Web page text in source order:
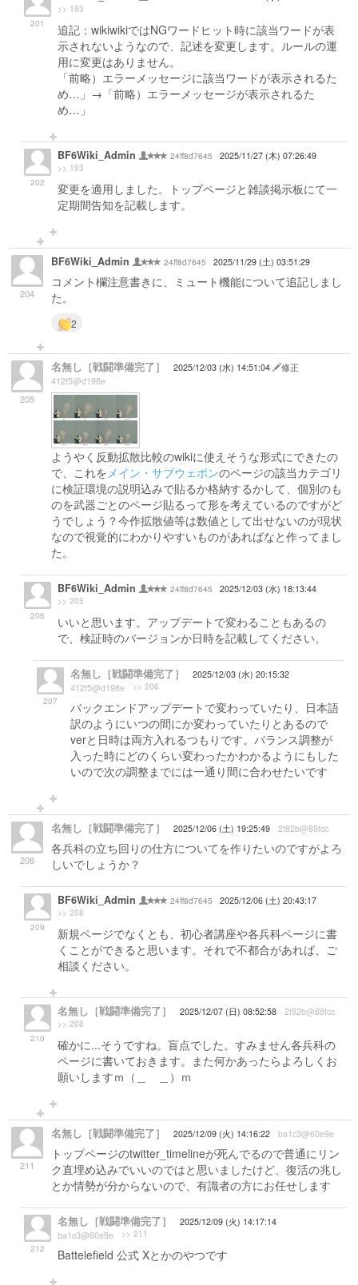
201
>> 193
追記：wikiwikiではNGワードヒット時に該当ワードが表
示されないようなので、記述を変更します。ルールの運
用に変更はありません。
「前略）エラーメッセージに該当ワードが表示されるた
め…」→「前略）エラーメッセージが表示されるた
め…」
202
BF6Wiki_Admin 24ff8d7645 2025/11/27 (木) 07:26:49
>> 193
変更を適用しました。トップページと雑談掲示板にて一
定期間告知を記載します。
204
BF6Wiki_Admin 24ff8d7645 2025/11/29 (土) 03:51:29
コメント欄注意書きに、ミュート機能について追記しまし
た。
2
205
名無し［戦闘準備完了］ 2025/12/03 (水) 14:51:04
修正
412f5@d198e
ようやく反動拡散比較のwikiに使えそうな形式にできたの
で、これをメイン・サブウェポンのページの該当カテゴリ
に検証環境の説明込みで貼るか格納するかして、個別のも
のを武器ごとのページ貼るって形を考えているのですがど
うでしょう？今作拡散値等は数値として出せないのが現状
なので視覚的にわかりやすいものがあればなと作ってまし
た。
206
BF6Wiki_Admin 24ff8d7645 2025/12/03 (水) 18:13:44
>> 205
いいと思います。アップデートで変わることもあるの
で、検証時のバージョンか日時を記載してください。
207
名無し［戦闘準備完了］
2025/12/03 (水) 20:15:32
412f5@d198e
>> 206
バックエンドアップデートで変わっていたり、日本語
訳のようにいつの間にか変わっていたりとあるので
verと日時は両方入れるつもりです。バランス調整が
入った時にどのくらい変わったかわかるようにもした
いので次の調整までには一通り間に合わせたいです
208
名無し［戦闘準備完了］ 2025/12/06 (土) 19:25:49 2f82b@88fcc
各兵科の立ち回りの仕方についてを作りたいのですがよろ
しいでしょうか？
209
BF6Wiki_Admin 24ff8d7645 2025/12/06 (土) 20:43:17
>> 208
新規ページでなくとも、初心者講座や各兵科ページに書
くことができると思います。それで不都合があれば、ご
相談ください。
210
名無し［戦闘準備完了］ 2025/12/07 (日) 08:52:58 2f82b@88fcc
>> 208
確かに...そうですね。盲点でした。すみません各兵科の
ページに書いておきます。また何かあったらよろしくお
願いしますｍ（＿ ＿）ｍ
211
名無し［戦闘準備完了］ 2025/12/09 (火) 14:16:22 ba1c3@60e9e
トップページのtwitter_timelineが死んでるので普通にリン
ク直埋め込みでいいのではと思いましたけど、復活の兆し
とか情勢が分からないので、有識者の方にお任せします
212
名無し［戦闘準備完了］
2025/12/09 (火) 14:17:14
ba1c3@60e9e
>> 211
Battelefield 公式 Xとかのやつです